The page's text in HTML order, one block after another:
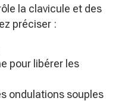
la clavicule et des
préciser :
pour libérer les
ondulations souples